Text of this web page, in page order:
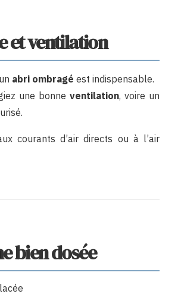
et ventilation
abri ombragé est indispensable.
une bonne ventilation, voire un
courants d’air directs ou à l’air
bien dosée